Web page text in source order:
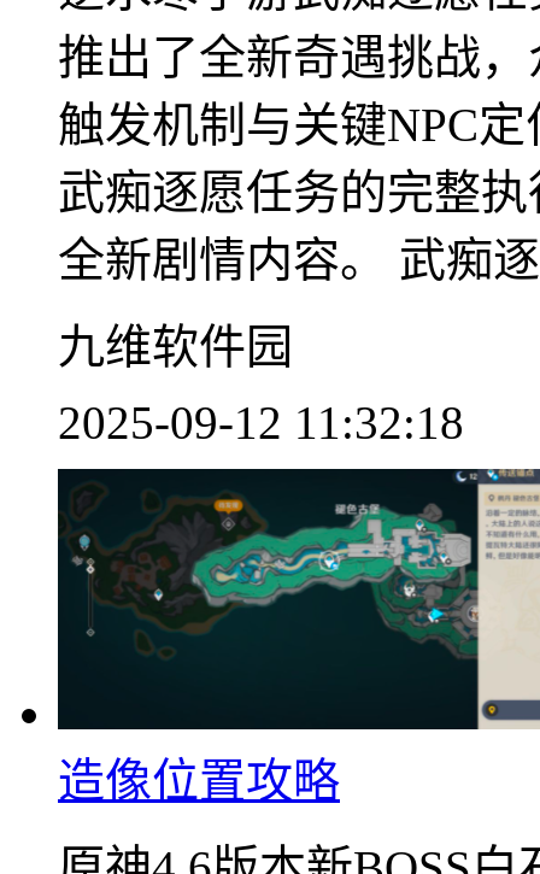
推出了全新奇遇挑战
触发机制与关键NPC
武痴逐愿任务的完整
全新剧情内容。 武痴
九维软件园
2025-09-12 11:32:18
造像位置攻略